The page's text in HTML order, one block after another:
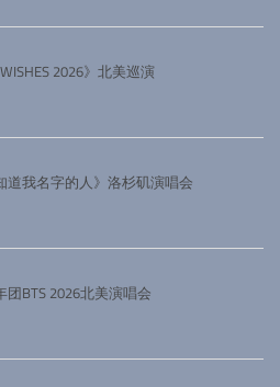
2026》北美巡演
道我名字的人》洛杉矶演唱会
BTS 2026北美演唱会